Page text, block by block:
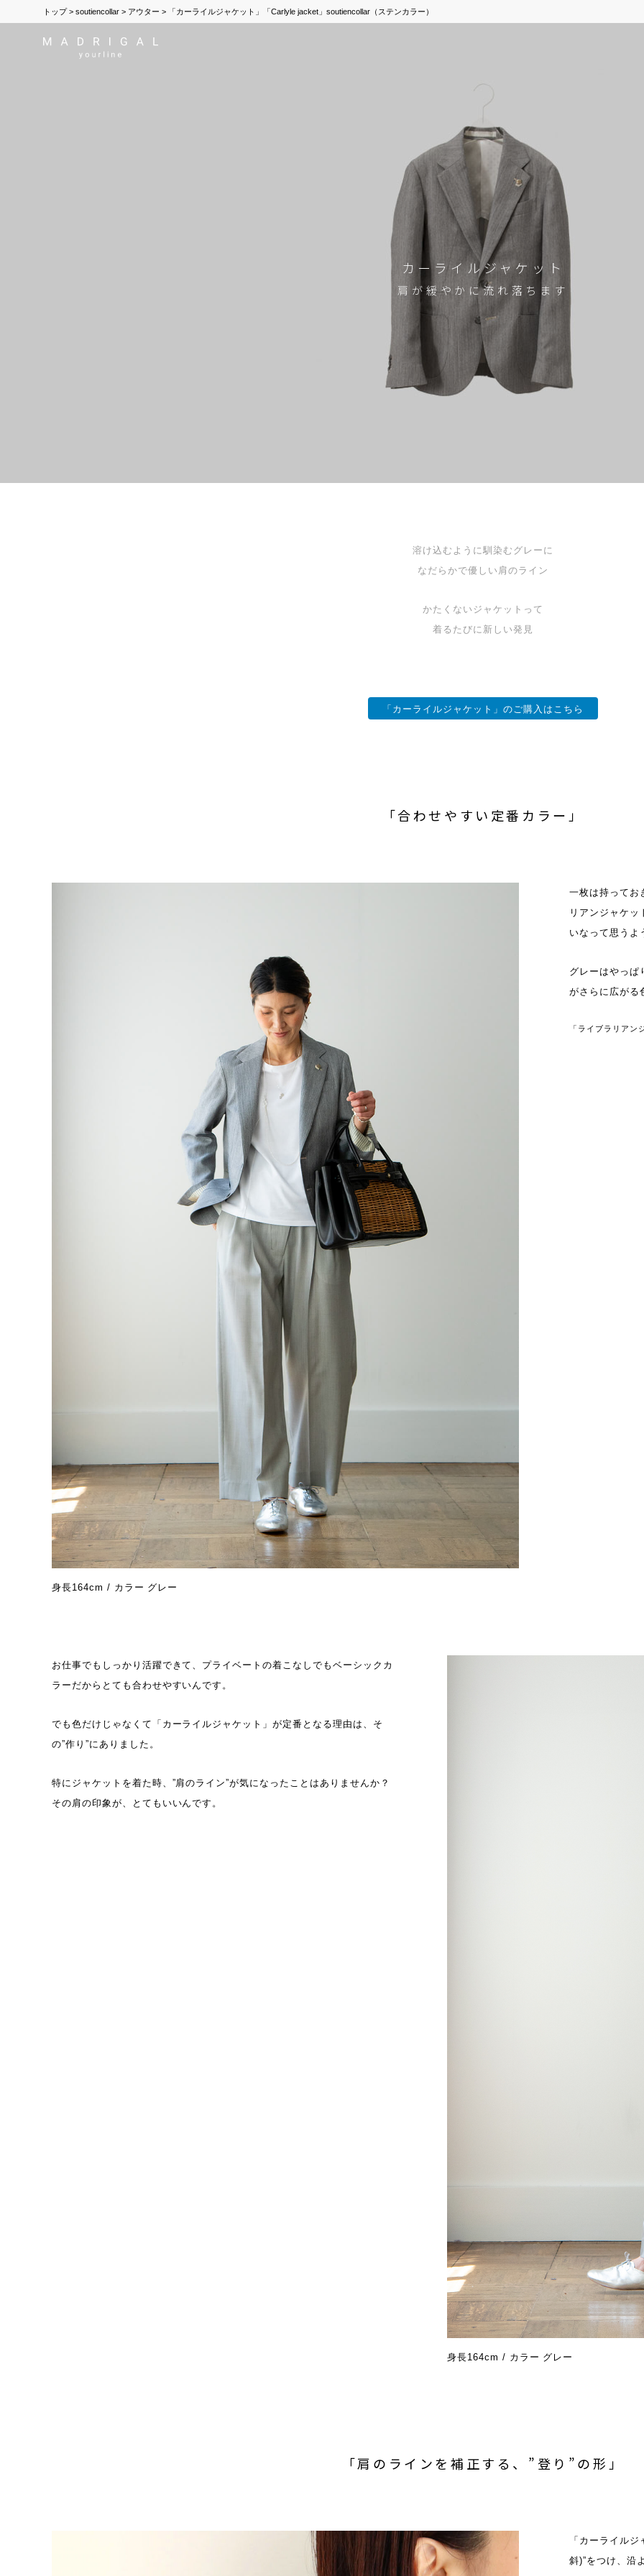
トップ soutiencollar アウター 「カーライルジャケット」「Carlyle jacket」soutiencollar（ステンカラー）
カーライルジャケット
肩が緩やかに流れ落ちます
溶け込むように馴染むグレーに
なだらかで優しい肩のライン
かたくないジャケットって
着るたびに新しい発見
「カーライルジャケット」のご購入はこちら
「合わせやすい定番カラー」
身長164cm / カラー グレー
一枚は持ってお
リアンジャケ
いなって思うよ
グレーはやっぱ
がさらに広がる
「ライブラリアン
身長164cm / カラー グレー
お仕事でもしっかり活躍できて、プライベートの着こなしでもベーシックカ
ラーだからとても合わせやすいんです。
でも色だけじゃなくて「カーライルジャケット」が定番となる理由は、そ
の”作り”にありました。
特にジャケットを着た時、”肩のライン”が気になったことはありませんか？
その肩の印象が、とてもいいんです。
「肩のラインを補正する、”登り”の形」
「カーライル
斜)”をつけ、沿